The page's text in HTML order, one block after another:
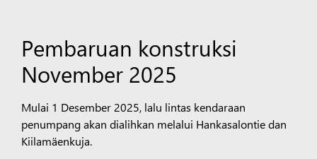
Pembaruan konstruksi
November 2025
Mulai 1 Desember 2025, lalu lintas kendaraan
penumpang akan dialihkan melalui Hankasalontie dan
Kiilamäenkuja.